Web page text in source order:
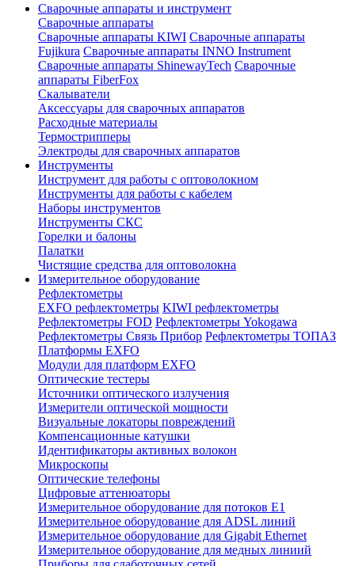
Сварочные аппараты и инструмент
Сварочные аппараты
Сварочные аппараты KIWI Сварочные аппараты
Fujikura Сварочные аппараты INNO Instrument
Сварочные аппараты ShinewayTech Cварочные
аппараты FiberFox
Скалыватели
Аксессуары для сварочных аппаратов
Расходные материалы
Термострипперы
Электроды для сварочных аппаратов
Инструменты
Инструмент для работы с оптоволокном
Инструменты для работы с кабелем
Наборы инструментов
Инструменты СКС
Горелки и балоны
Палатки
Чистящие средства для оптоволокна
Измерительное оборудование
Рефлектометры
EXFO рефлектометры KIWI рефлектометры
Рефлектометры FOD Рефлектометры Yokogawa
Рефлектометры Связь Прибор Рефлектометры ТОПАЗ
Платформы EXFO
Модули для платформ EXFO
Оптические тестеры
Источники оптического излучения
Измерители оптической мощности
Визуальные локаторы повреждений
Компенсационные катушки
Идентификаторы активных волокон
Микроскопы
Оптические телефоны
Цифровые аттенюаторы
Измерительное оборудование для потоков Е1
Измерительное оборудование для ADSL линий
Измерительное оборудование для Gigabit Ethernet
Измерительное оборудование для медных линиий